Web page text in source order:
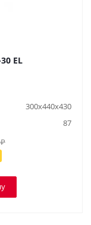
EL
300х440х430
87